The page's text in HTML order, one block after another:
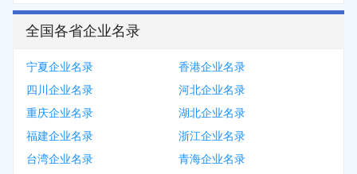
全国各省企业名录
宁夏企业名录
香港企业名录
四川企业名录
河北企业名录
重庆企业名录
湖北企业名录
福建企业名录
浙江企业名录
台湾企业名录
青海企业名录